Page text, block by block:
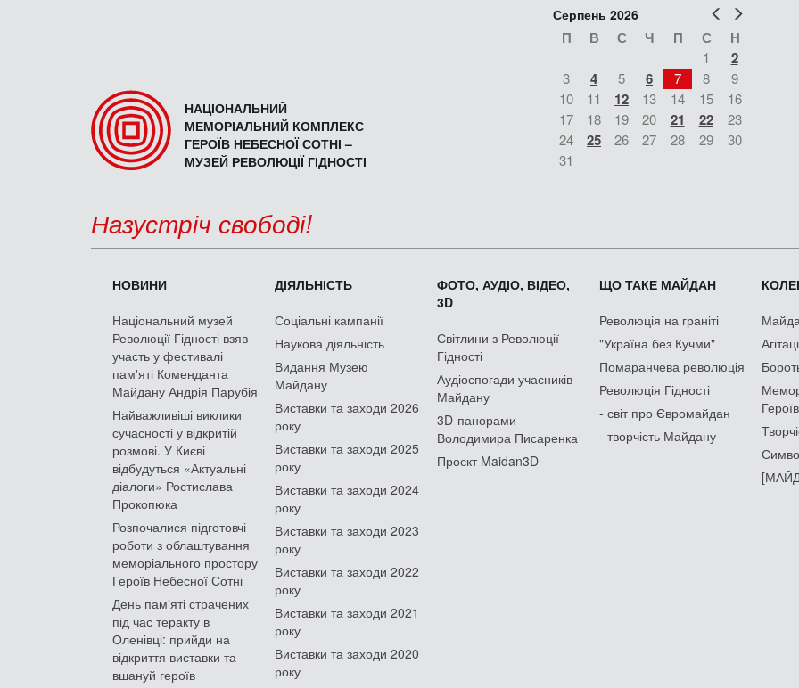
НАЦІОНАЛЬНИЙ
МЕМОРІАЛЬНИЙ КОМПЛЕКС
ГЕРОЇВ НЕБЕСНОЇ СОТНІ –
МУЗЕЙ РЕВОЛЮЦІЇ ГІДНОСТІ
Попер
Серпень 2026
П В С Ч П С Н
1 2
3 4 5 6 7 8
9
10
11 12 13 14 15
16
17
18 19 20 21 22
23
24
25 26 27 28 29
30
31
Назустріч свободі!
НОВИНИ
Національний музей
Революції Гідності взяв
участь у фестивалі
пам'яті Коменданта
Майдану Андрія Парубія
Найважливіші виклики
сучасності у відкритій
розмові. У Києві
відбудуться «Актуальні
діалоги» Ростислава
Прокопюка
Розпочалися підготовчі
роботи з облаштування
меморіального простору
Героїв Небесної Сотні
День памʼяті страчених
під час теракту в
Оленівці: прийди на
відкриття виставки та
вшануй героїв
ДІЯЛЬНІСТЬ
Соціальні кампанії
Наукова діяльність
Видання Музею
Майдану
Виставки та заходи 2026
року
Виставки та заходи 2025
року
Виставки та заходи 2024
року
Виставки та заходи 2023
року
Виставки та заходи 2022
року
Виставки та заходи 2021
року
Виставки та заходи 2020
року
ФОТО, АУДІО, ВІДЕО,
3D
Світлини з Революції
Гідності
Аудіоспогади учасників
Майдану
3D-панорами
Володимира Писаренка
Проєкт Maidan3D
ЩО ТАКЕ МАЙДАН
Революція на граніті
"Україна без Кучми"
Помаранчева революція
Революція Гідності
- світ про Євромайдан
- творчість Майдану